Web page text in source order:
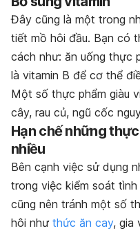
Đây cũng là một trong
tiết mồ hôi đầu. Bạn có
cách như: ăn uống thực
là vitamin B để cơ thể
Một số thực phẩm giàu
cây, rau củ, ngũ cốc
Hạn chế những
nhiều
Bên cạnh việc sử dụng
trong việc kiểm soát
cũng nên tránh một số
hôi như thức ăn cay, gia